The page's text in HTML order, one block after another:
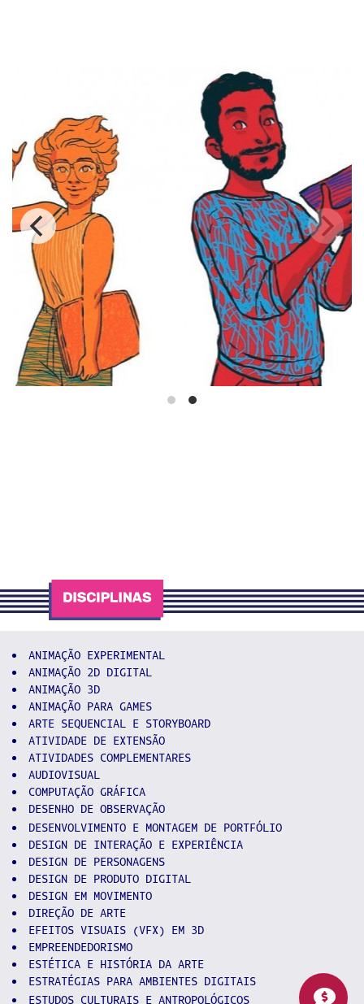
ANIMAÇÃO EXPERIMENTAL
ANIMAÇÃO 2D DIGITAL
ANIMAÇÃO 3D
ANIMAÇÃO PARA GAMES
ARTE SEQUENCIAL E STORYBOARD
ATIVIDADE DE EXTENSÃO
ATIVIDADES COMPLEMENTARES
AUDIOVISUAL
COMPUTAÇÃO GRÁFICA
DESENHO DE OBSERVAÇÃO
DESENVOLVIMENTO E MONTAGEM DE PORTFÓLIO
DESIGN DE INTERAÇÃO E EXPERIÊNCIA
DESIGN DE PERSONAGENS
DESIGN DE PRODUTO DIGITAL
DESIGN EM MOVIMENTO
DIREÇÃO DE ARTE
EFEITOS VISUAIS (VFX) EM 3D
EMPREENDEDORISMO
ESTÉTICA E HISTÓRIA DA ARTE
ESTRATÉGIAS PARA AMBIENTES DIGITAIS
ESTUDOS CULTURAIS E ANTROPOLÓGICOS